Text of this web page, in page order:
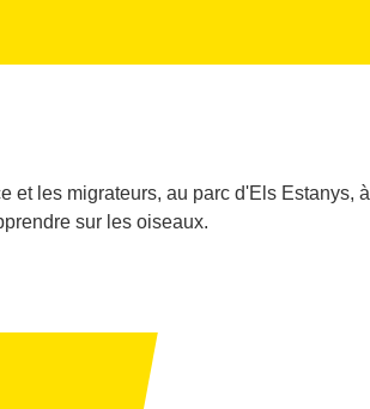
et les migrateurs, au parc d'Els Estanys, à
sur les oiseaux.